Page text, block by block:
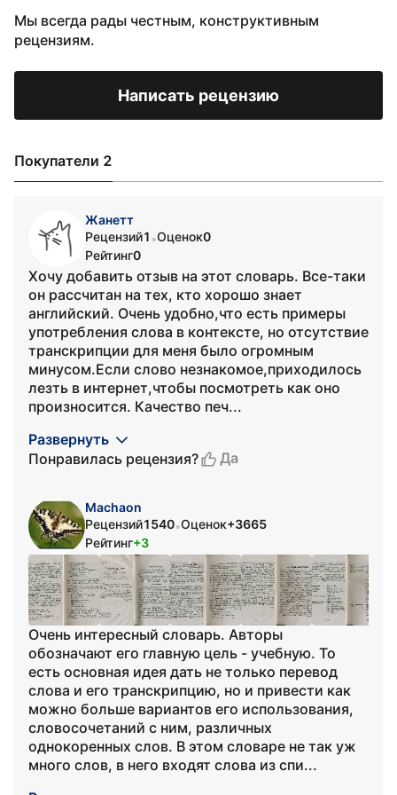
Мы всегда рады честным, конструктивным
рецензиям.
Написать рецензию
Покупатели 2
Жанетт
Рецензий1 •Оценок0
Рейтинг0
Хочу добавить отзыв на этот словарь. Все-таки
он рассчитан на тех, кто хорошо знает
английский. Очень удобно,что есть примеры
употребления слова в контексте, но отсутствие
транскрипции для меня было огромным
минусом.Если слово незнакомое,приходилось
лезть в интернет,чтобы посмотреть как оно
произносится. Качество печ...
Развернуть
Понравилась рецензия?
Да
Machaon
Рецензий1540•Оценок+3665
Рейтинг+3
Очень интересный словарь. Авторы
обозначают его главную цель - учебную. То
есть основная идея дать не только перевод
слова и его транскрипцию, но и привести как
можно больше вариантов его использования,
словосочетаний с ним, различных
однокоренных слов. В этом словаре не так уж
много слов, в него входят слова из спи...